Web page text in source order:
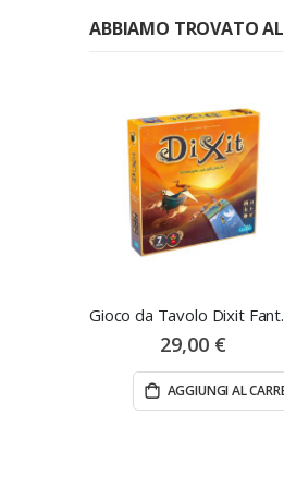
ABBIAMO TROVATO
Gioco
29,00 €
AGGIUNGI AL